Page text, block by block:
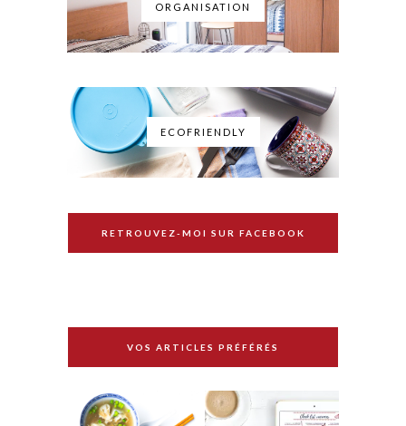
ORGANISATION
ECOFRIENDLY
RETROUVEZ-MOI SUR FACEBOOK
VOS ARTICLES PRÉFÉRÉS